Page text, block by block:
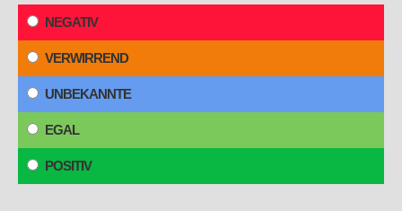
NEGATIV
VERWIRREND
UNBEKANNTE
EGAL
POSITIV